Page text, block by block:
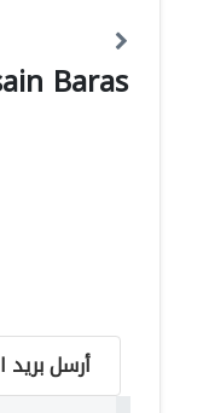
Baras
أرسل بريد